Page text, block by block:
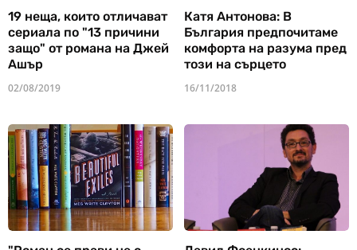
19 неща, които отличават
сериала по "13 причини
защо" от романа на Джей
Ашър
02/08/2019
Катя Антонова: В
България предпочитаме
комфорта на разума пред
този на сърцето
16/11/2018